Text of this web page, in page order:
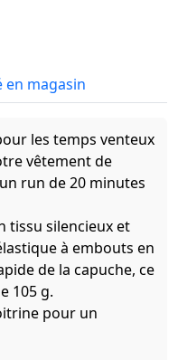
en magasin
les temps venteux
vêtement de
run de 20 minutes
tissu silencieux et
à embouts en
de la capuche, ce
105 g.
pour un